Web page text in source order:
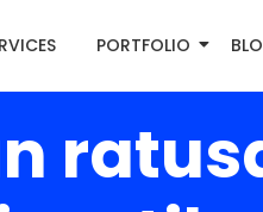
PORTFOLIO